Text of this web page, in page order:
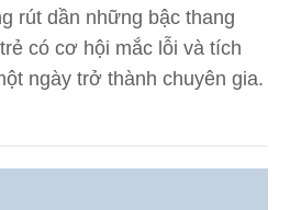
rút dần những bậc thang
có cơ hội mắc lỗi và tích
ngày trở thành chuyên gia.